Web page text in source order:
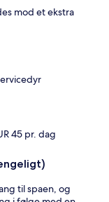
mod et ekstra
45 pr. dag
til spaen, og